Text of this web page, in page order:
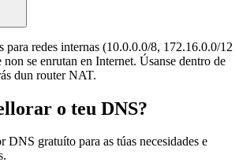
para redes internas (10.0.0.0/8, 172.16.0.0/12
se enrutan en Internet. Úsanse dentro de
dun router NAT.
o teu DNS?
gratuíto para as túas necesidades e